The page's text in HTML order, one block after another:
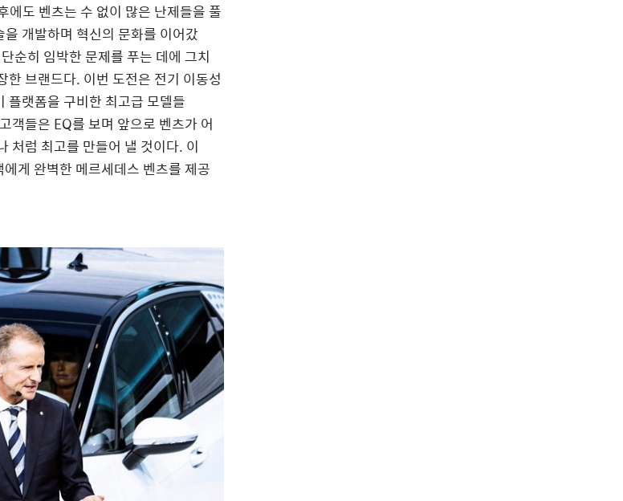
도 벤츠는 수 없이 많은 난제들을 풀
개발하며 혁신의 문화를 이어갔
순히 임박한 문제를 푸는 데에 그치
브랜드다. 이번 도전은 전기 이동성
플랫폼을 구비한 최고급 모델들
객들은 EQ를 보며 앞으로 벤츠가 어
처럼 최고를 만들어 낼 것이다. 이
게 완벽한 메르세데스 벤츠를 제공